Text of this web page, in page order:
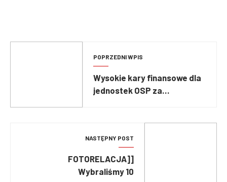
POPRZEDNI WPIS
Wysokie kary finansowe dla
jednostek OSP za
NASTĘPNY POST
[FOTORELACJA]
Wybraliśmy 10